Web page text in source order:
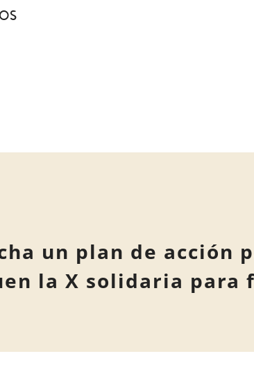
un plan de acción
la X solidaria para